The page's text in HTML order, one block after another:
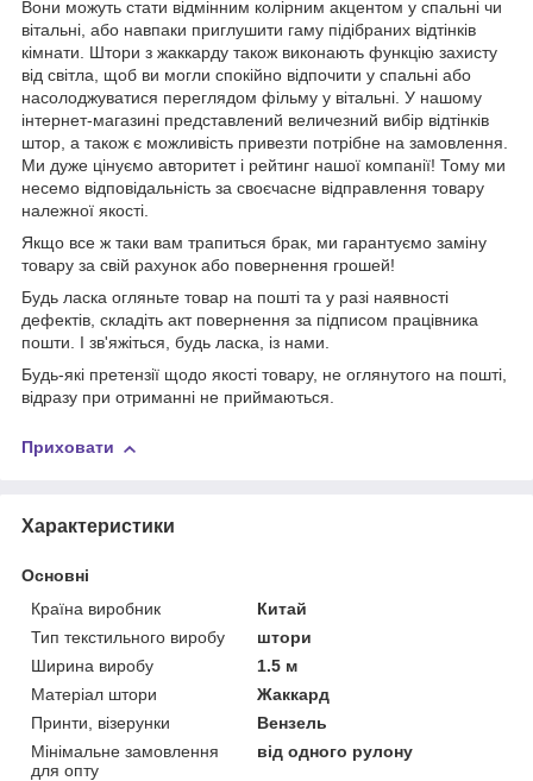
Вони можуть стати відмінним колірним акцентом у спальні чи
вітальні, або навпаки приглушити гаму підібраних відтінків
кімнати. Штори з жаккарду також виконають функцію захисту
від світла, щоб ви могли спокійно відпочити у спальні або
насолоджуватися переглядом фільму у вітальні. У нашому
інтернет-магазині представлений величезний вибір відтінків
штор, а також є можливість привезти потрібне на замовлення.
Ми дуже цінуємо авторитет і рейтинг нашої компанії! Тому ми
несемо відповідальність за своєчасне відправлення товару
належної якості.
Якщо все ж таки вам трапиться брак, ми гарантуємо заміну
товару за свій рахунок або повернення грошей!
Будь ласка огляньте товар на пошті та у разі наявності
дефектів, складіть акт повернення за підписом працівника
пошти. І зв'яжіться, будь ласка, із нами.
Будь-які претензії щодо якості товару, не оглянутого на пошті,
відразу при отриманні не приймаються.
Приховати
Характеристики
Основні
Країна виробник
Китай
Тип текстильного виробу
штори
Ширина виробу
1.5 м
Матеріал штори
Жаккард
Принти, візерунки
Вензель
Мінімальне замовлення
для опту
від одного рулону